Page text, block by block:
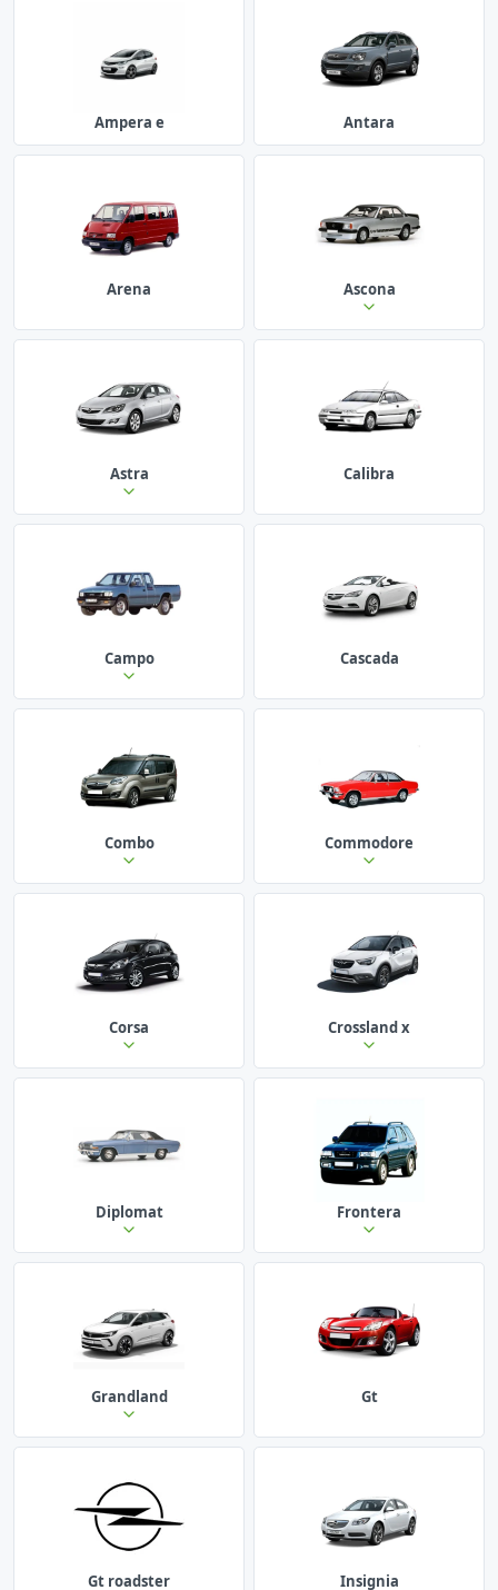
Ampera e Antara
Arena Ascona
Astra Calibra
Campo Cascada
Combo Commodore
Corsa Crossland x
Diplomat Frontera
Grandland Gt
Gt roadster Insignia